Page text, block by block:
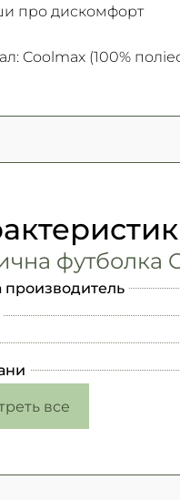
про дискомфорт
Coolmax (100%
футболка
производитель
все